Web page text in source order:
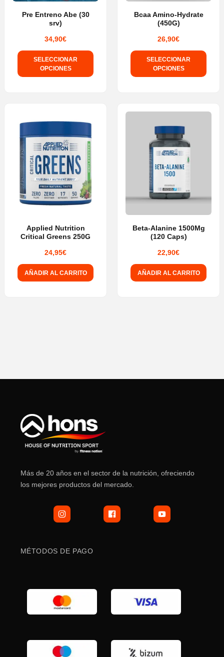
Pre Entreno Abe (30
srv)
34,90€
SELECCIONAR
OPCIONES
múltiples
variantes.
Las
opciones
se
pueden
la
página
de
Bcaa Amino-Hydrate
(450G)
26,90€
SELECCIONAR
OPCIONES
tiene
múltiples
variantes.
Las
opciones
pueden
la
página
de
Applied Nutrition
Critical Greens 250G
24,95€
AÑADIR AL CARRITO
Beta-Alanine 1500Mg
(120 Caps)
22,90€
AÑADIR AL CARRITO
Más de 20 años en el sector de la nutrición, ofreciendo
los mejores productos del mercado.
MÉTODOS DE PAGO